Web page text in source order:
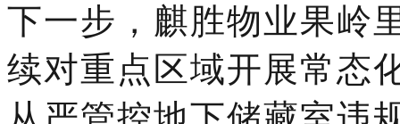
下一步， 麒胜物业果岭
续对重点区域开展常态